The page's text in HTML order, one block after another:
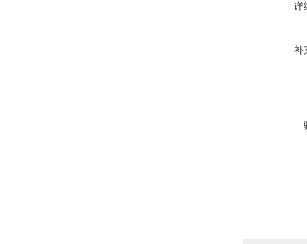
详
补